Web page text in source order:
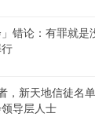
错论：有罪就是
，新天地信徒名
导层人士